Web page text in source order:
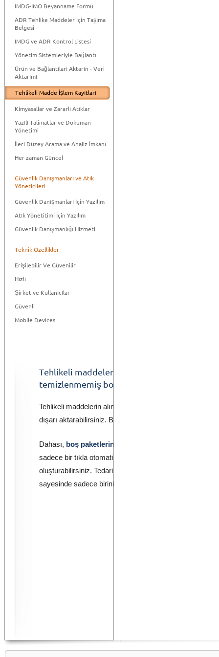
IMDG-IMO Beyanname Formu
ADR Tehlike Maddeler için Taşıma
Belgesi
IMDG ve ADR Kontrol Listesi
Yönetim Sistemleriyle Bağlantı
Ürün ve Bağlantıları Aktarın - Veri
Aktarımı
Tehlikeli Madde İşlem Kayıtları
Kimyasallar ve Zararlı Atıklar
Yazılı Talimatlar ve Doküman
Yönetimi
İleri Düzey Arama ve Analiz İmkanı
Her zaman Güncel
Güvenlik Danışmanları ve Atık
Yöneticileri
Güvenlik Danışmanları İçin Yazılım
Atık Yönetitimi İçin Yazılım
Güvenlik Danışmanlığı Hizmeti
Teknik Özellikler
Erişilebilir Ve Güvenilir
Hızlı
Şirket ve Kullanıcılar
Güvenli
Mobile Devices
Tehlikeli maddelerin veya zararlı
temizlenmemiş boş teslimi için doküman
Tehlikeli maddelerin alımını kaydedebilir ve daha sonra
dışarı aktarabilirsiniz. Böylece yıllık faaliyet raporlarını
Dahası, boş paketlerin veya araçların teslimi
sadece bir tıkla otomatik olarak dökümantasyon
oluşturabilirsiniz. Tedarikçi yönetiminin entegre edilmesi
sayesinde sadece birini seçmeniz yeterlidir.